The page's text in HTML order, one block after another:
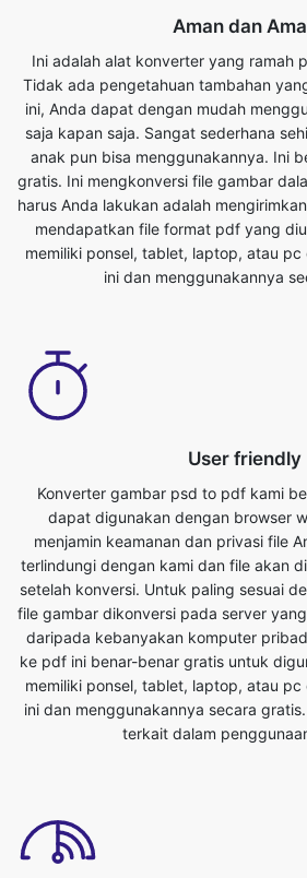
saja kapan saja. Sangat sederhana
anak pun bisa menggunakannya. Ini
gratis. Ini mengkonversi file gambar
harus Anda lakukan adalah
mendapatkan file format pdf yang
memiliki ponsel, tablet, laptop, atau pc
ini dan menggunakannya
Konverter gambar psd to pdf kami
dapat digunakan dengan browser
terlindungi dengan kami dan file akan
setelah konversi. Untuk paling sesuai
file gambar dikonversi pada server
daripada kebanyakan komputer
ke pdf ini benar-benar gratis untuk
memiliki ponsel, tablet, laptop, atau
ini dan menggunakannya secara
terkait dalam
Anda dapat mengunggah berkas